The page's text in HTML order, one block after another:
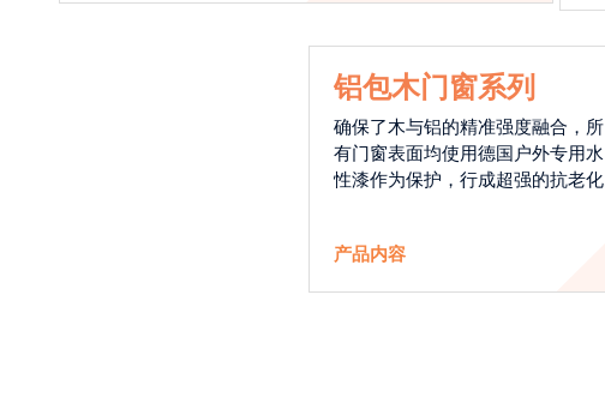
铝包木门窗系列
确保了木与铝的精准强度融合，所
有门窗表面均使用德国户外专用水
性漆作为保护，行成超强的抗老化
产品内容